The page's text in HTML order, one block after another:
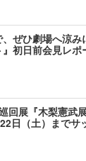
ぜひ劇場へ涼み
初日前会見レポ
回展『木梨憲武
日（土）までサ